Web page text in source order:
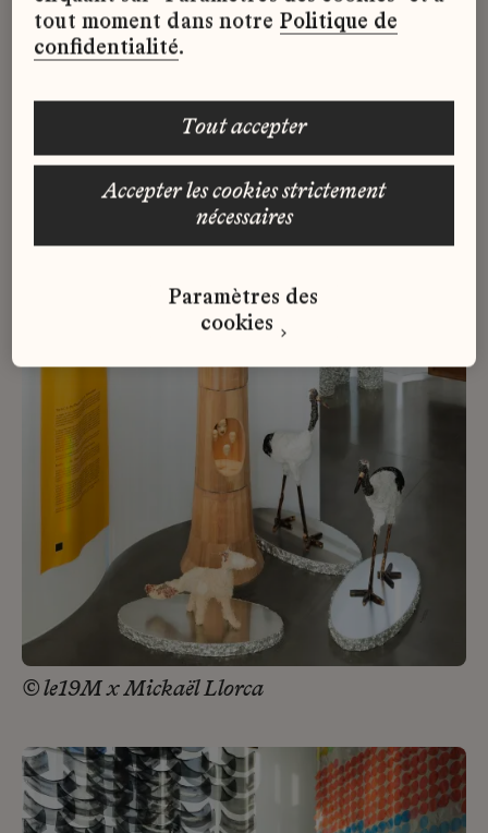
d’une visite commentée par nos
médiateurs.
Réserver
© le19M x Mickaël Llorca
tout moment dans notre Politique de
confidentialité.
accepter les cookies strictement
nécessaires
tout accepter
Paramètres des
cookies